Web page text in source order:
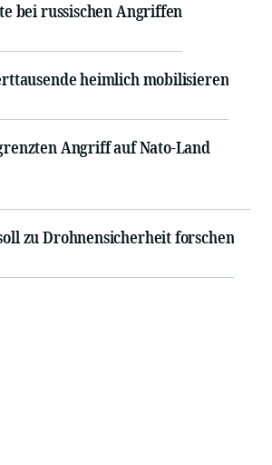
bei russischen Angriffen
heimlich mobilisieren
Angriff auf Nato-Land
zu Drohnensicherheit forschen